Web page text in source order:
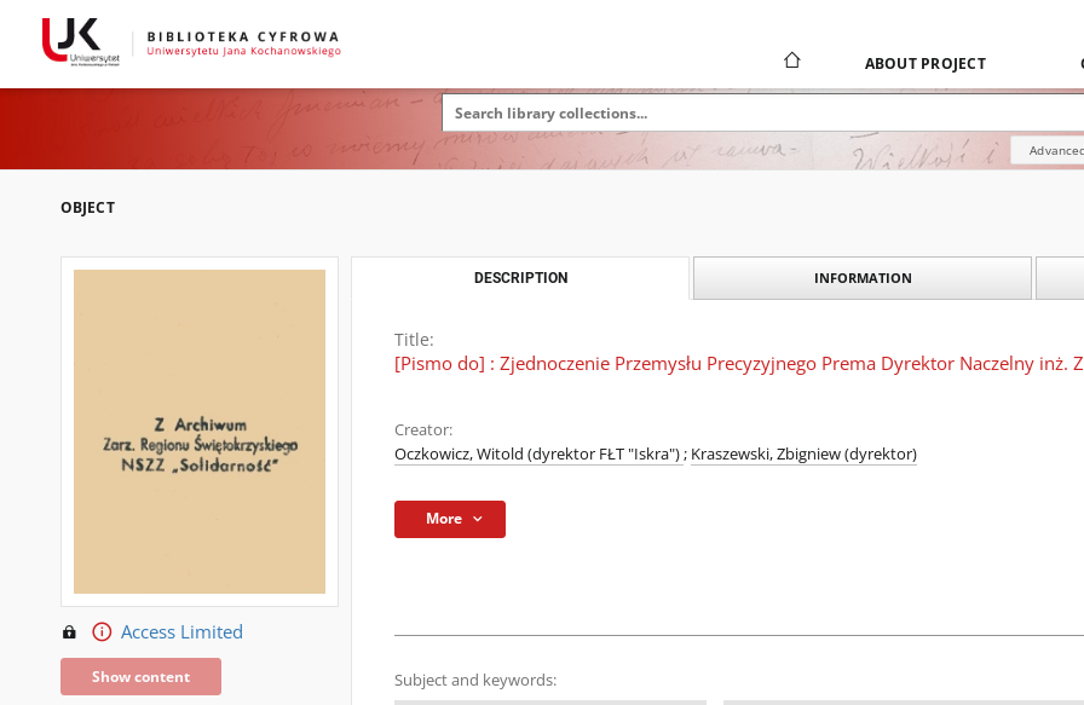
ABOUT PROJECT
OBJECT
Access Limited
Show content
DESCRIPTION INFORMATION
Title:
[Pismo do] : Zjednoczenie Przemysłu Precyzyjnego Prema Dyrektor Naczelny inż.
Creator:
Oczkowicz, Witold (dyrektor FŁT "Iskra"); Kraszewski, Zbigniew (dyrektor)
More
Subject and keywords: